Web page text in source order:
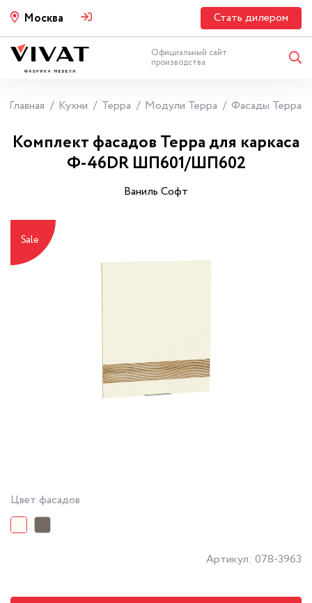
Москва Стать дилером
Официальный сайт
производства
Главная Кухни Терра Модули Терра Фасады Терра
Комплект фасадов Терра для каркаса
Ф-46DR ШП601/ШП602
Ваниль Софт
Sale
Цвет фасадов
Артикул: 078-3963